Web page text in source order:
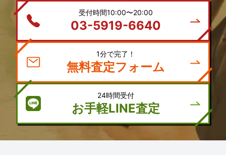
受付時間10:00〜20:00
03-5919-6640
1分で完了！
無料査定フォーム
24時間受付
お手軽LINE査定